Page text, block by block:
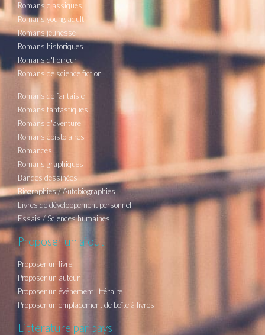
Romans classiques
Romans young adult
Romans jeunesse
Romans historiques
Romans d'horreur
Romans de science fiction
Romans de fantaisie
Romans fantastiques
Romans d'aventure
Romans épistolaires
Romances
Romans graphiques
Bandes dessinées
Biographies / Autobiographies
Livres de développement personnel
Essais / Sciences humaines
Proposer un ajout
Proposer un livre
Proposer un auteur
Proposer un événement littéraire
Proposer un emplacement de boîte à livres
Littérature par pays